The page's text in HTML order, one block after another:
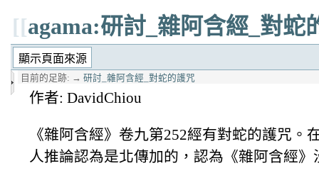
[[agama:研討_雜阿含經_對蛇
目前的足跡: → 研討_雜阿含經_對蛇的護咒
作者: DavidChiou
《雜阿含經》卷九第252經有對蛇的護咒
人推論認為是北傳加的，認為《雜阿含經》